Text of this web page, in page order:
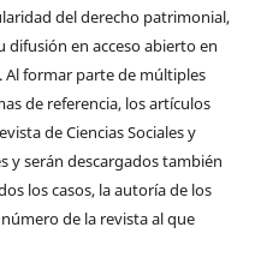
del derecho patrimonial,
difusión en acceso abierto en
formar parte de múltiples
de referencia, los artículos
de Ciencias Sociales y
y serán descargados también
los casos, la autoría de los
de la revista al que